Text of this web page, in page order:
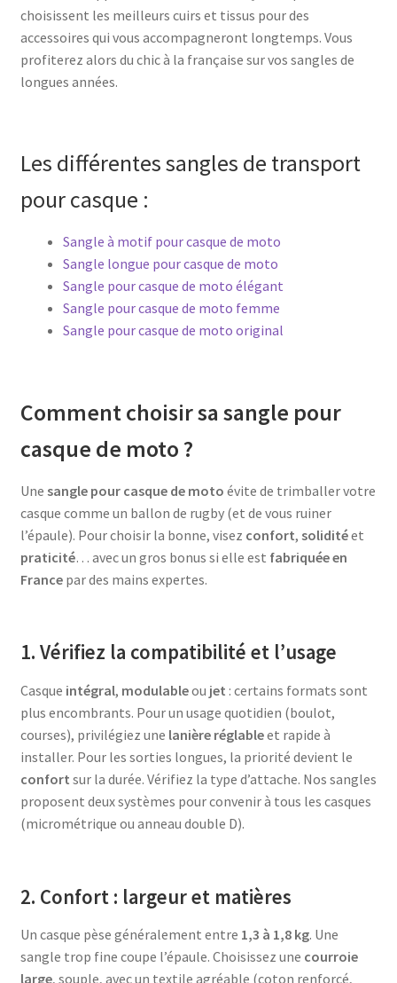
choisissent les meilleurs cuirs et tissus pour des
accessoires qui vous accompagneront longtemps. Vous
profiterez alors du chic à la française sur vos sangles de
longues années.
Les différentes sangles de transport
pour casque :
Sangle à motif pour casque de moto
Sangle longue pour casque de moto
Sangle pour casque de moto élégant
Sangle pour casque de moto femme
Sangle pour casque de moto original
Comment choisir sa sangle pour
casque de moto ?
Une sangle pour casque de moto évite de trimballer votre
casque comme un ballon de rugby (et de vous ruiner
l’épaule). Pour choisir la bonne, visez confort, soliditéet
praticité… avec un gros bonus si elle est fabriquée en
Francepar des mains expertes.
1. Vérifiez la compatibilité et l’usage
Casque intégral, modulableou jet : certains formats sont
plus encombrants. Pour un usage quotidien (boulot,
courses), privilégiez une lanière réglableet rapide à
installer. Pour les sorties longues, la priorité devient le
confort sur la durée. Vérifiez la type d’attache. Nos sangles
proposent deux systèmes pour convenir à tous les casques
(micrométrique ou anneau double D).
2. Confort : largeur et matières
Un casque pèse généralement entre 1,3 à 1,8 kg. Une
sangle trop fine coupe l’épaule. Choisissez une courroie
large, souple, avec un textile agréable (coton renforcé,